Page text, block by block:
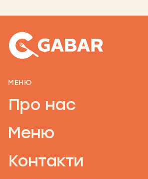
МЕНЮ
Про нас
Меню
Контакти